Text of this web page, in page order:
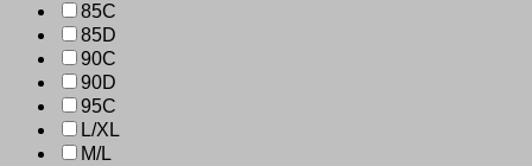
85C
85D
90C
90D
95C
L/XL
M/L